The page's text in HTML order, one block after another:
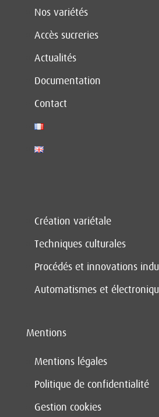
Nos variétés
Accès sucreries
Actualités
Documentation
Contact
Création variétale
Techniques culturales
Procédés et innovations
Automatismes et
Mentions
Mentions légales
Politique de confidentialité
Gestion cookies